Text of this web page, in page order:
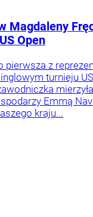
Magdaleny
Open
pierwsza z
turnieju
Emmą
kraju...